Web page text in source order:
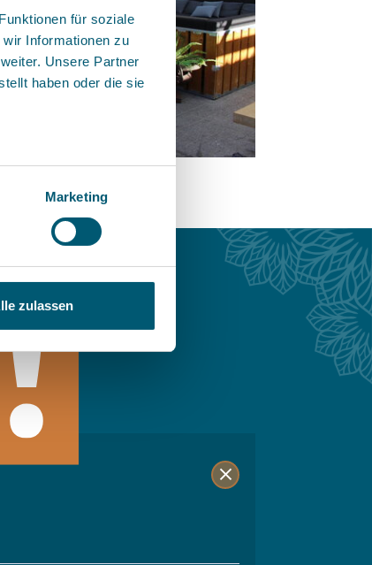
für soziale
Informationen zu
Unsere Partner
haben oder die sie
Marketing
zulassen